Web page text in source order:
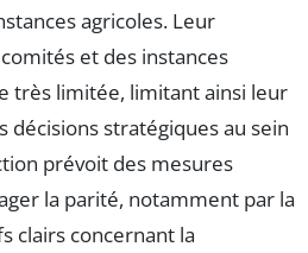
agricoles. Leur
et des instances
très limitée, limitant ainsi leur
décisions stratégiques au sein
prévoit des mesures
la parité, notamment par la
clairs concernant la